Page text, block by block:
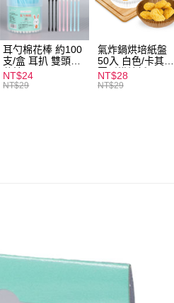
全家取貨付款
每筆NT$60，滿NT$599(含以上)免運費
付款後全家取貨
每筆NT$60，滿NT$599(含以上)免運費
耳勺棉花棒 約100
支/盒 耳扒 雙頭棉
花棒
NT$24
NT$29
氣炸鍋烘培紙盤
50入 白色/卡其色
圓形烘焙紙
NT$28
NT$29